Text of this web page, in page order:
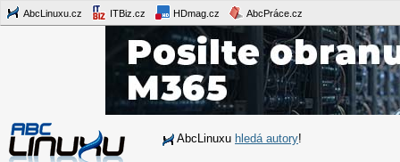
AbcLinuxu.cz ITBiz.cz HDmag.cz AbcPráce.cz
AbcLinuxu hledá autory!